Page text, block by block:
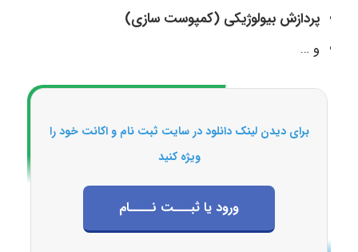
پردازش بیولوژیکی (کمپوست سازی)
و …
برای دیدن لینک دانلود در سایت ثبت نام و اکانت خود را
ویژه کنید
ورود یا ثبـــت نــــام